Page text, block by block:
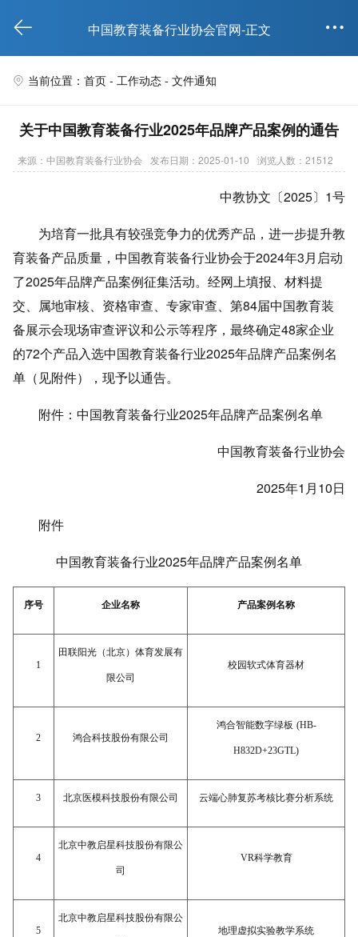
 中国教育装备行业协会官网-正文 
 当前位置：首页 - 工作动态 - 文件通知
关于中国教育装备行业2025年品牌产品案例的通告
来源：中国教育装备行业协会 发布日期：2025-01-10 浏览人数：21512
中教协文〔2025〕1号
为培育一批具有较强竞争力的优秀产品，进一步提升教
育装备产品质量，中国教育装备行业协会于2024年3月启动
了2025年品牌产品案例征集活动。经网上填报、材料提
交、属地审核、资格审查、专家审查、第84届中国教育装
备展示会现场审查评议和公示等程序，最终确定48家企业
的72个产品入选中国教育装备行业2025年品牌产品案例名
单（见附件），现予以通告。
附件：中国教育装备行业2025年品牌产品案例名单
中国教育装备行业协会
2025年1月10日
附件
中国教育装备行业2025年品牌产品案例名单
序号 企业名称 产品案例名称
1
田联阳光（北京）体育发展有
限公司
校园软式体育器材
2 鸿合科技股份有限公司
鸿合智能数字绿板 (HB-
H832D+23GTL)
3 北京医模科技股份有限公司 云端心肺复苏考核比赛分析系统
4
北京中教启星科技股份有限公
司
VR科学教育
5
北京中教启星科技股份有限公
地理虚拟实验教学系统